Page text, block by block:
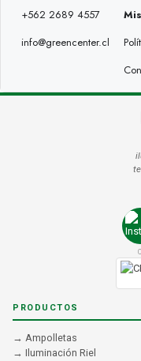
+562 2689 4557
info@greencenter.cl
PRODUCTOS
→ Ampolletas
→ Iluminación Riel